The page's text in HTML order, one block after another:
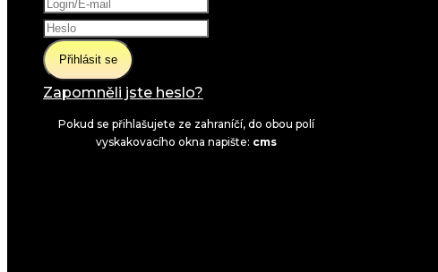
Přihlásit se
Zapomněli jste heslo?
Pokud se přihlašujete ze zahraníčí, do obou polí
vyskakovacího okna napište: cms